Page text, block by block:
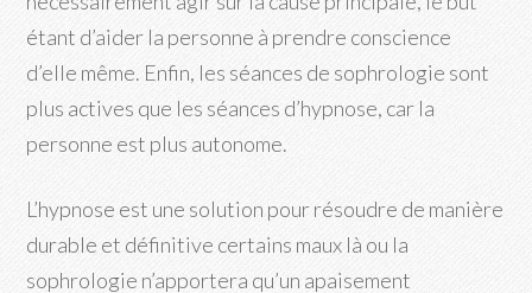
étant d’aider la personne à prendre conscience
d’elle même. Enfin, les séances de sophrologie sont
plus actives que les séances d’hypnose, car la
personne est plus autonome.
L’hypnose est une solution pour résoudre de manière
durable et définitive certains maux là ou la
sophrologie n’apportera qu’un apaisement